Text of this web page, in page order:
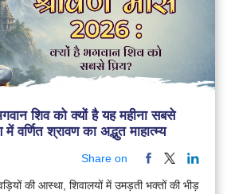
शिव को क्यों है यह महीना सबसे
वर्णित श्रावण का अद्भुत माहात्म्य
Share on
की आस्था, शिवालयों में उमड़ती भक्तों की भीड़